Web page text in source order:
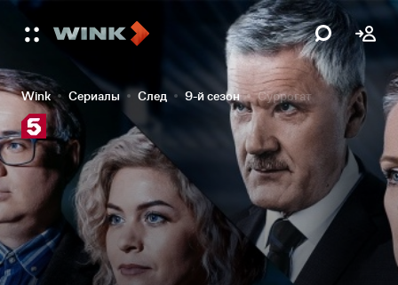
Wink Сериалы След 9-й сезон Суррогат